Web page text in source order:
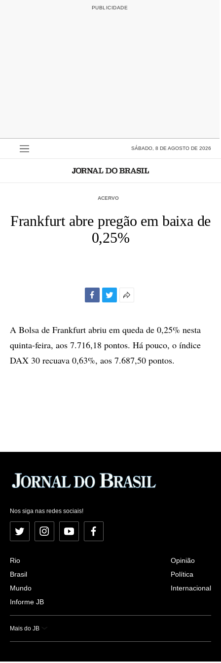
SÁBADO, 8 DE AGOSTO DE 2026
ACERVO
Frankfurt abre pregão em baixa de
0,25%
compartilhamento
A Bolsa de Frankfurt abriu em queda de 0,25% nesta
quinta-feira, aos 7.716,18 pontos. Há pouco, o índice
DAX 30 recuava 0,63%, aos 7.687,50 pontos.
Nos siga nas redes sociais!
Twitter InstagramYouTubeFacebook
Rio
Brasil
Mundo
Informe JB
Opinião
Política
Internacional
Mais do JB
Esportes